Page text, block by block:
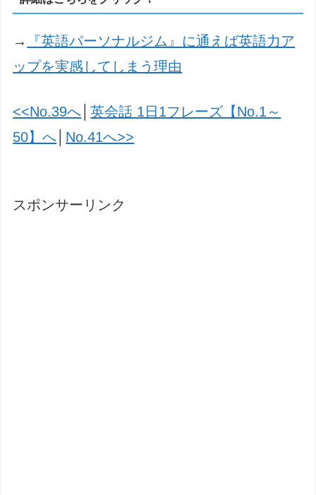
→
『英語パーソナルジム』に通えば英語力ア
ップを実感してしまう理由
<<No.39へ │英会話 1日1フレーズ【No.1～
50】へ
No.41へ>>
スポンサーリンク